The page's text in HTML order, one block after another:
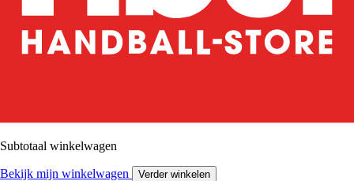
Subtotaal winkelwagen
Bekijk mijn winkelwagen Verder winkelen